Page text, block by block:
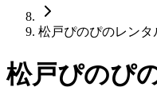
松戸ぴのぴのレンタ
松戸ぴのぴ